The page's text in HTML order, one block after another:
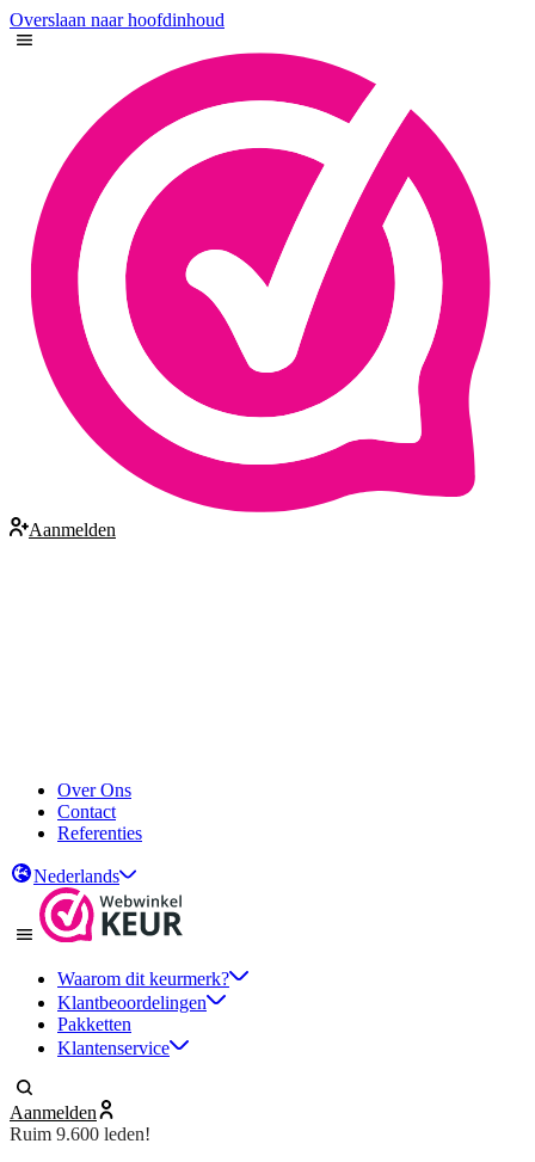
Overslaan naar hoofdinhoud
Aanmelden
Over Ons
Contact
Referenties
Nederlands
Waarom dit keurmerk?
Klantbeoordelingen
Pakketten
Klantenservice
Aanmelden
Ruim 9.600 leden!